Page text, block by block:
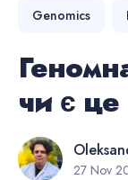
Genomics
чи є
27 Nov